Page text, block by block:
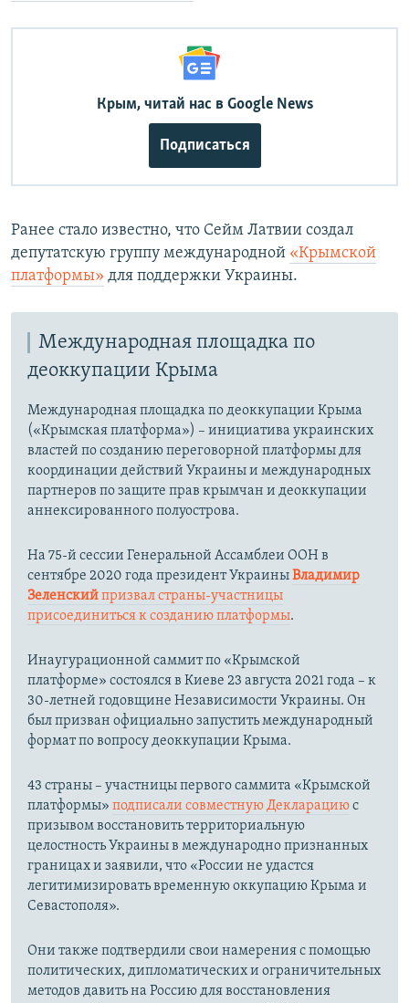
Крым, читай нас в Google News
Подписаться
Ранее стало известно, что Сейм Латвии создал
депутатскую группу международной «Крымской
платформы» для поддержки Украины.
Международная площадка по
деоккупации Крыма
Международная площадка по деоккупации Крыма
(«Крымская платформа») – инициатива украинских
властей по созданию переговорной платформы для
координации действий Украины и международных
партнеров по защите прав крымчан и деоккупации
аннексированного полуострова.
На 75-й сессии Генеральной Ассамблеи ООН в
сентябре 2020 года президент УкраиныВладимир
Зеленскийпризвал страны-участницы
присоединиться к созданию платформы.
Инаугурационной саммит по «Крымской
платформе» состоялся в Киеве 23 августа 2021 года – к
30-летней годовщине Независимости Украины. Он
был призван официально запустить международный
формат по вопросу деоккупации Крыма.
43 страны – участницы первого саммита «Крымской
платформы» подписали совместную Декларациюс
призывом восстановить территориальную
целостность Украины в международно признанных
границах и заявили, что «России не удастся
легитимизировать временную оккупацию Крыма и
Севастополя».
Они также подтвердили свои намерения с помощью
политических, дипломатических и ограничительных
методов давить на Россию для восстановления